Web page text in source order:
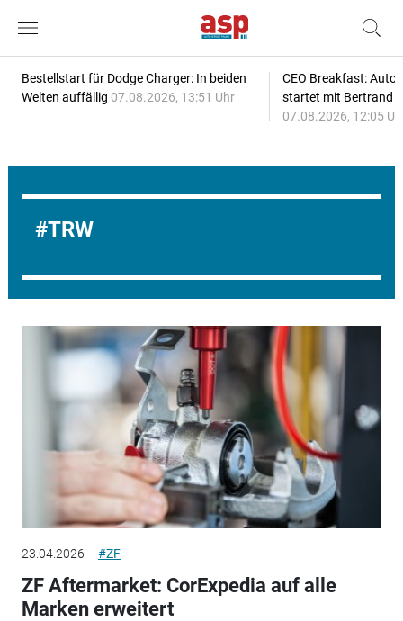
Bestellstart für Dodge Charger: In beiden
Welten auffällig 07.08.2026, 13:51 Uhr
CEO Breakfast:
startet mit Bertrand
07.08.2026, 12:05
TRW
23.04.2026 #ZF
ZF Aftermarket: CorExpedia auf alle
Marken erweitert